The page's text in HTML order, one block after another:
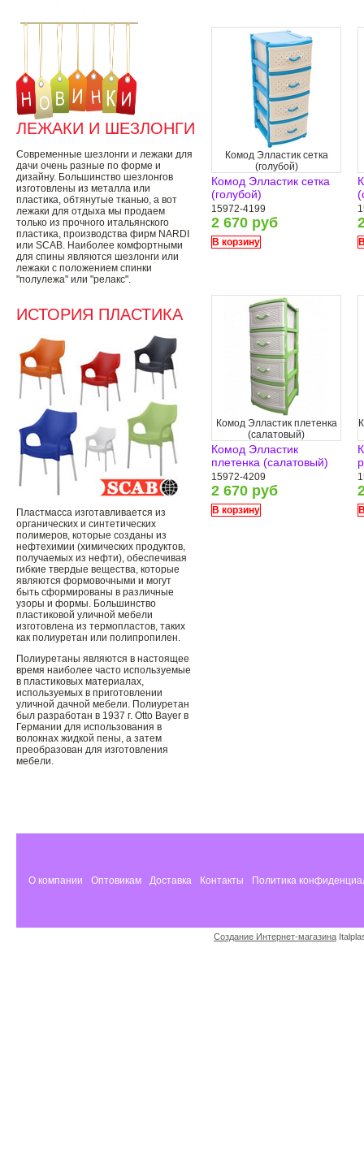
ЛЕЖАКИ И ШЕЗЛОНГИ
Современные шезлонги и лежаки для
дачи очень разные по форме и
дизайну. Большинство шезлонгов
изготовлены из металла или
пластика, обтянутые тканью, а вот
лежаки для отдыха мы продаем
только из прочного итальянского
пластика, производства фирм NARDI
или SCAB. Наиболее комфортными
для спины являются шезлонги или
лежаки с положением спинки
"полулежа" или "релакс".
ИСТОРИЯ ПЛАСТИКА
Пластмасса изготавливается из
органических и синтетических
полимеров, которые созданы из
нефтехимии (химических продуктов,
получаемых из нефти), обеспечивая
гибкие твердые вещества, которые
являются формовочными и могут
быть сформированы в различные
узоры и формы. Большинство
пластиковой уличной мебели
изготовлена ​​из термопластов, таких
как полиуретан или полипропилен.
Полиуретаны являются в настоящее
время наиболее часто используемые
в пластиковых материалах,
используемых в приготовлении
уличной дачной мебели. Полиуретан
был разработан в 1937 г. Otto Bayer в
Германии для использования в
волокнах жидкой пены, а затем
преобразован для изготовления
мебели.
Комод Элластик сетка
(голубой)
Комод Элластик сетка
(голубой)
15972-4199
2 670 руб
В корзину
Комод Элластик плетенка
(салатовый)
Комод Элластик
плетенка (салатовый)
15972-4209
2 670 руб
В корзину
О компании Оптовикам Доставка Контакты Политика
Создание Интернет-магазина